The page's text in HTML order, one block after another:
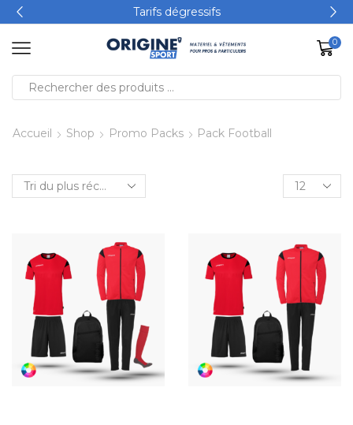
Tarifs dégressifs
0
Accueil Shop Promo Packs Pack Football